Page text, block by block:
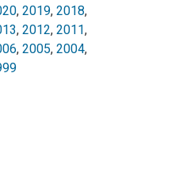
, 2019, 2018,
, 2012, 2011,
, 2005, 2004,